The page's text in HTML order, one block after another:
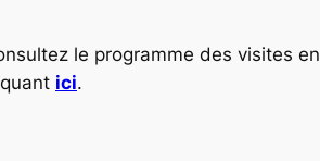
le programme des visites en
ici.